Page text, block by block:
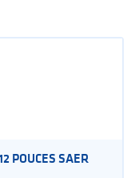
POUCES SAER